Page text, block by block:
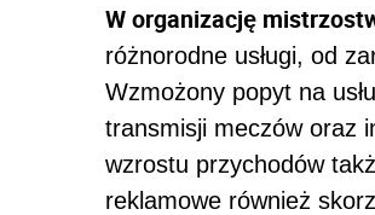
W organizację
różnorodne usługi, od
Wzmożony popyt na
transmisji meczów oraz
wzrostu przychodów
reklamowe również